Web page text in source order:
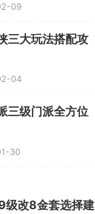
09
三大玩法搭配攻
04
三级门派全方位
30
级改8金套选择建